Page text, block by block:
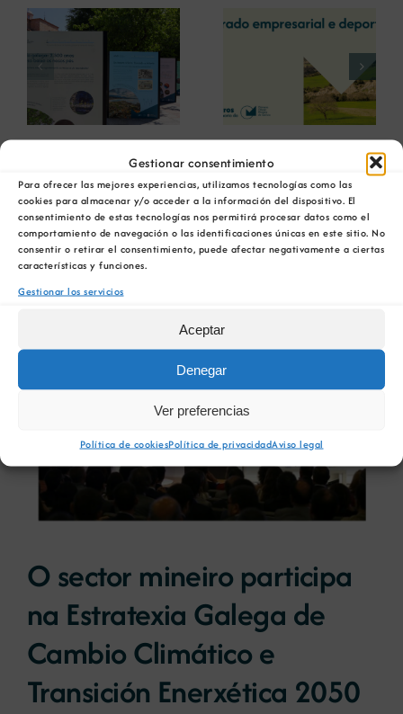
Gestionar consentimiento
Para ofrecer las mejores experiencias, utilizamos tecnologías como las
cookies para almacenar y/o acceder a la información del dispositivo. El
consentimiento de estas tecnologías nos permitirá procesar datos como el
comportamiento de navegación o las identificaciones únicas en este sitio. No
consentir o retirar el consentimiento, puede afectar negativamente a ciertas
características y funciones.
Gestionar los servicios
Aceptar
Denegar
Ver preferencias
Política de cookiesPolítica de privacidadAviso legal
La COMG reúne a
dos líderes
empresarias con
motivo de su
Centenario para
debatir sobre el
futuro del rural
gallego
La OIPE y el
CRETUS
presentan las
últimas
innovaciones en
restauración
ambiental para la
minería gallega
Ver
más
grande
O sector mineiro participa
na Estratexia Galega de
Cambio Climático e
Transición Enerxética 2050